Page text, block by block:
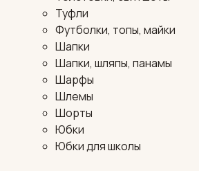
Туфли
Футболки, топы, майки
Шапки
Шапки, шляпы, панамы
Шарфы
Шлемы
Шорты
Юбки
Юбки для школы